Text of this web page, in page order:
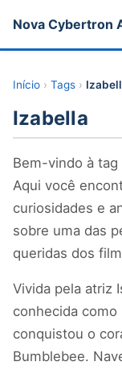
Nova Cybertron
Início › Tags ›
Izabella
Bem-vindo à tag
Aqui você
curiosidades e
sobre uma das
queridas dos
Vivida pela atriz
conhecida como
conquistou o
Bumblebee.